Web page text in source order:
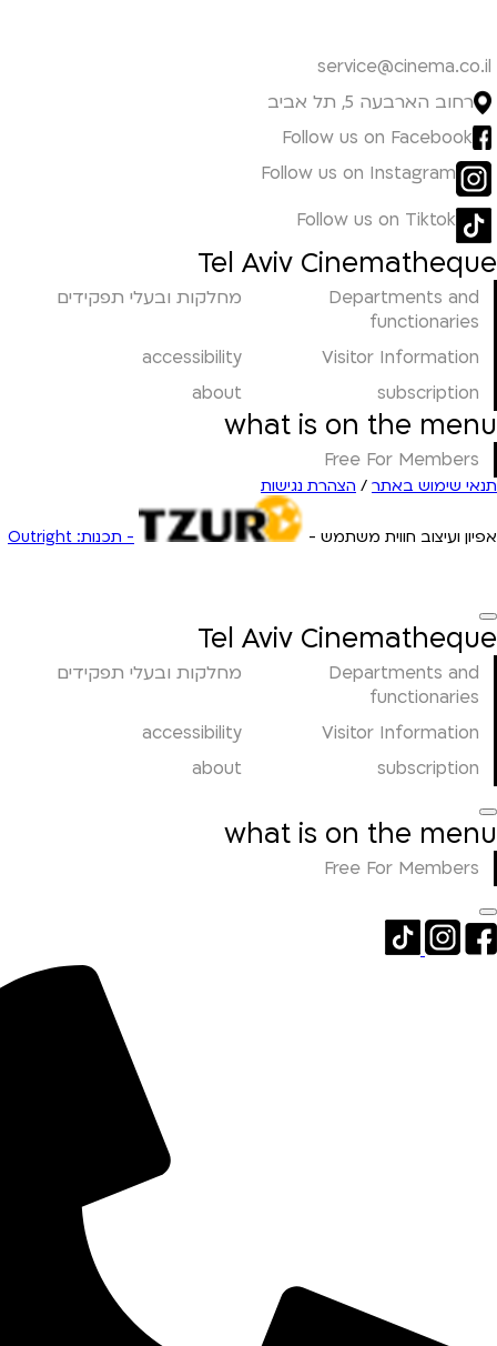
service@cinema.co.il
רחוב הארבעה 5, תל אביב
Follow us on Facebook
Follow us on Instagram
Follow us on Tiktok
Tel Aviv Cinematheque
Departments and
functionaries
מחלקות ובעלי תפקידים
Visitor Information
accessibility
subscription
about
what is on the menu
Free For Members
תנאי שימוש באתר / הצהרת נגישות
אפיון ועיצוב חווית משתמש - - תכנות: Outright
Tel Aviv Cinematheque
Departments and
functionaries
מחלקות ובעלי תפקידים
Visitor Information
accessibility
subscription
about
what is on the menu
Free For Members